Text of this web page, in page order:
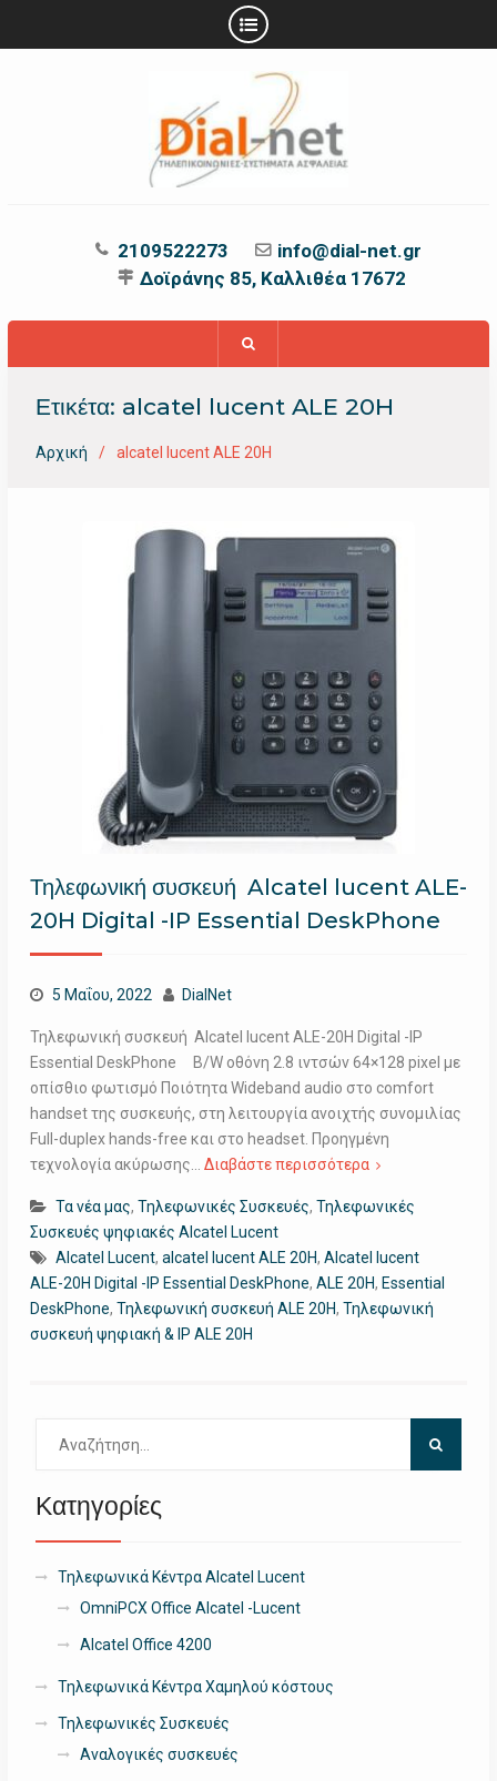
2109522273
info@dial-net.gr
Δοϊράνης 85, Καλλιθέα 17672
Ετικέτα: alcatel lucent ALE 20H
Αρχική alcatel lucent ALE 20H
Τηλεφωνική συσκευή Alcatel lucent ALE-
20H Digital -IP Essential DeskPhone
5 Μαΐου, 2022 DialNet
Τηλεφωνική συσκευή Alcatel lucent ALE-20H Digital -IP
Essential DeskPhone B/W οθόνη 2.8 ιντσών 64×128 pixel με
οπίσθιο φωτισμό Ποιότητα Wideband audio στο comfort
handset της συσκευής, στη λειτουργία ανοιχτής συνομιλίας
Full-duplex hands-free και στο headset. Προηγμένη
τεχνολογία ακύρωσης… Διαβάστε περισσότερα
Τα νέα μας, Τηλεφωνικές Συσκευές, Τηλεφωνικές
Συσκευές ψηφιακές Alcatel Lucent
Alcatel Lucent, alcatel lucent ALE 20H, Alcatel lucent
ALE-20H Digital -IP Essential DeskPhone, ALE 20H, Essential
DeskPhone, Τηλεφωνική συσκευή ALE 20H, Τηλεφωνική
συσκευή ψηφιακή & IP ALE 20H
για:
Κατηγορίες
Τηλεφωνικά Κέντρα Alcatel Lucent
OmniPCX Office Alcatel -Lucent
Alcatel Office 4200
Τηλεφωνικά Κέντρα Χαμηλού κόστους
Τηλεφωνικές Συσκευές
Αναλογικές συσκευές